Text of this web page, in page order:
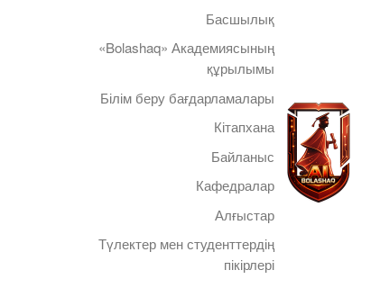
Басшылық
«Bolashaq» Академиясының
құрылымы
Білім беру бағдарламалары
Кітапхана
Байланыс
Кафедралар
Алғыстар
Түлектер мен студенттердің
пікірлеріTelegram